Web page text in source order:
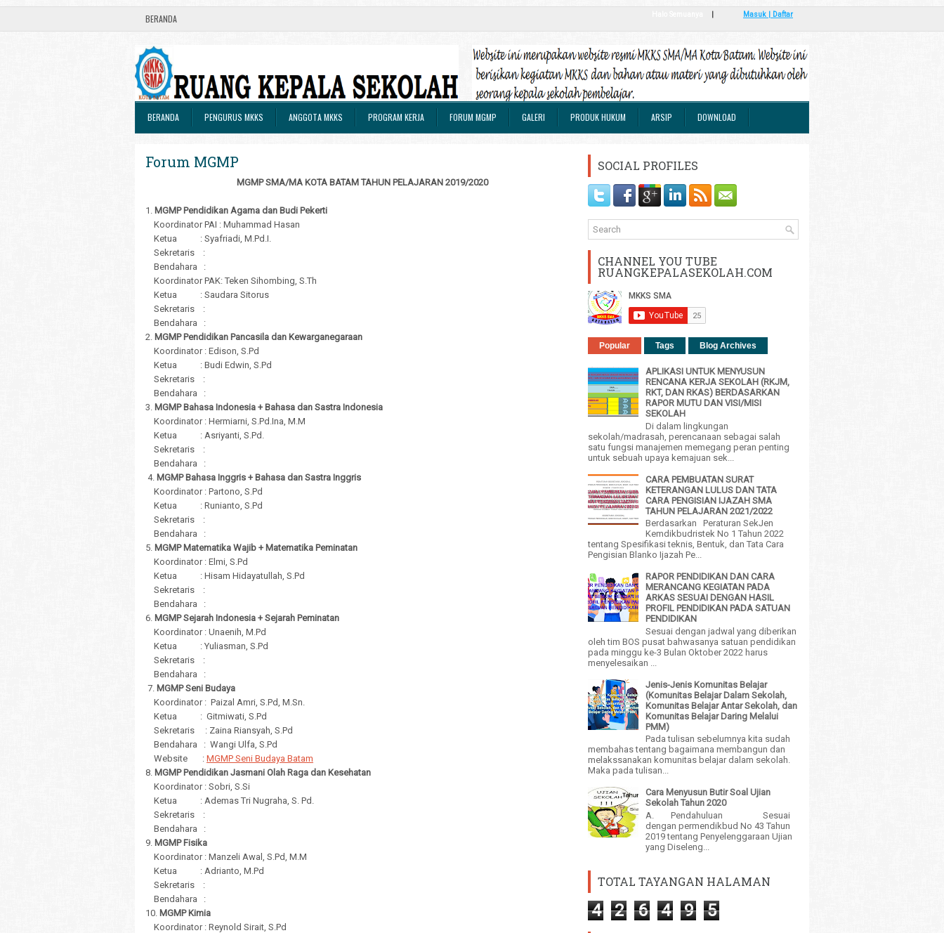
BERANDA
BERANDA PENGURUS MKKS ANGGOTA MKKS PROGRAM KERJA FORUM MGMP GALERI PRODUK HUKUM ARSIP DOWNLOAD
Forum MGMP
MGMP SMA/MA KOTA BATAM TAHUN PELAJARAN 2019/2020
1. MGMP Pendidikan Agama dan Budi Pekerti
Koordinator PAI : Muhammad Hasan
Ketua : Syafriadi, M.Pd.I.
Sekretaris :
Bendahara :
Koordinator PAK: Teken Sihombing, S.Th
Ketua : Saudara Sitorus
Sekretaris :
Bendahara :
2. MGMP Pendidikan Pancasila dan Kewarganegaraan
Koordinator : Edison, S.Pd
Ketua : Budi Edwin, S.Pd
Sekretaris :
Bendahara :
3. MGMP Bahasa Indonesia + Bahasa dan Sastra Indonesia
Koordinator : Hermiarni, S.Pd.Ina, M.M
Ketua : Asriyanti, S.Pd.
Sekretaris :
Bendahara :
4. MGMP Bahasa Inggris + Bahasa dan Sastra Inggris
Koordinator : Partono, S.Pd
Ketua : Runianto, S.Pd
Sekretaris :
Bendahara :
5. MGMP Matematika Wajib + Matematika Peminatan
Koordinator : Elmi, S.Pd
Ketua : Hisam Hidayatullah, S.Pd
Sekretaris :
Bendahara :
6. MGMP Sejarah Indonesia + Sejarah Peminatan
Koordinator : Unaenih, M.Pd
Ketua : Yuliasman, S.Pd
Sekretaris :
Bendahara :
7. MGMP Seni Budaya
Koordinator : Paizal Amri, S.Pd, M.Sn.
Ketua : Gitmiwati, S.Pd
Sekretaris : Zaina Riansyah, S.Pd
Bendahara : Wangi Ulfa, S.Pd
Website : MGMP Seni Budaya Batam
8. MGMP Pendidikan Jasmani Olah Raga dan Kesehatan
Koordinator : Sobri, S.Si
Ketua : Ademas Tri Nugraha, S. Pd.
Sekretaris :
Bendahara :
9. MGMP Fisika
Koordinator : Manzeli Awal, S.Pd, M.M
Ketua : Adrianto, M.Pd
Sekretaris :
Bendahara :
10. MGMP Kimia
Koordinator : Reynold Sirait, S.Pd
SOCIAL PROFILES
CHANNEL YOU TUBE
RUANGKEPALASEKOLAH.COM
Popular Tags Blog Archives
APLIKASI UNTUK MENYUSUN
RENCANA KERJA SEKOLAH (RKJM,
RKT, DAN RKAS) BERDASARKAN
RAPOR MUTU DAN VISI/MISI
SEKOLAH
Di dalam lingkungan
sekolah/madrasah, perencanaan sebagai salah
satu fungsi manajemen memegang peran penting
untuk sebuah upaya kemajuan sek...
CARA PEMBUATAN SURAT
KETERANGAN LULUS DAN TATA
CARA PENGISIAN IJAZAH SMA
TAHUN PELAJARAN 2021/2022
Berdasarkan Peraturan SekJen
Kemdikbudristek No 1 Tahun 2022
tentang Spesifikasi teknis, Bentuk, dan Tata Cara
Pengisian Blanko Ijazah Pe...
RAPOR PENDIDIKAN DAN CARA
MERANCANG KEGIATAN PADA
ARKAS SESUAI DENGAN HASIL
PROFIL PENDIDIKAN PADA SATUAN
PENDIDIKAN
Sesuai dengan jadwal yang diberikan
oleh tim BOS pusat bahwasanya satuan pendidikan
pada minggu ke-3 Bulan Oktober 2022 harus
menyelesaikan ...
Jenis-Jenis Komunitas Belajar
(Komunitas Belajar Dalam Sekolah,
Komunitas Belajar Antar Sekolah, dan
Komunitas Belajar Daring Melalui
PMM)
Pada tulisan sebelumnya kita sudah
membahas tentang bagaimana membangun dan
melakssanakan komunitas belajar dalam sekolah.
Maka pada tulisan...
Cara Menyusun Butir Soal Ujian
Sekolah Tahun 2020
A. Pendahuluan Sesuai
dengan permendikbud No 43 Tahun
2019 tentang Penyelenggaraan Ujian
yang Diseleng...
TOTAL TAYANGAN HALAMAN
4 2 6 4 9 5
| Masuk | Daftar